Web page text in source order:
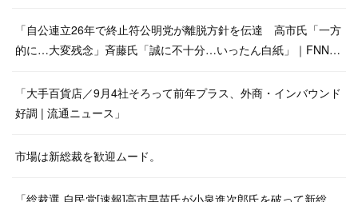
「自公連立26年で終止符公明党が離脱方針を伝達 高市氏「一方
的に…大変残念」斉藤氏「誠に不十分…いったん白紙」｜FNN…
「大手百貨店／9月4社そろって前年プラス、外商・インバウンド
好調 | 流通ニュース」
市場は新総裁を歓迎ムード。
「総裁選 自民党[速報]高市早苗氏が小泉進次郎氏を破って新総